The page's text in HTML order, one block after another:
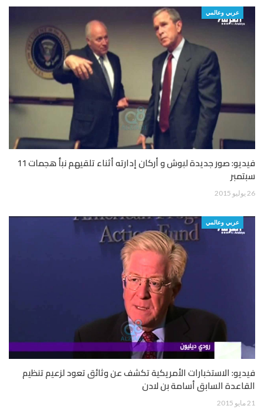
عربي وعالمي
فيديو: صور جديدة لبوش و أركان إدارته أثناء تلقيهم نبأ هجمات 11
سبتمبر
26 يوليو 2015
عربي وعالمي
فيديو: الاستخبارات الأمريكية تكشف عن وثائق تعود لزعيم تنظيم
القاعدة السابق أسامة بن لادن
21 مايو 2015